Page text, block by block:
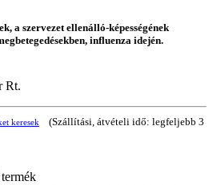
a szervezet ellenálló-képességének
influenza idején.
Rt.
keresek
(Szállítási, átvételi idő: legfeljebb 3